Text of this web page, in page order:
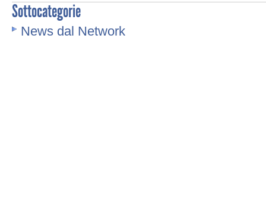
Sottocategorie
News dal Network